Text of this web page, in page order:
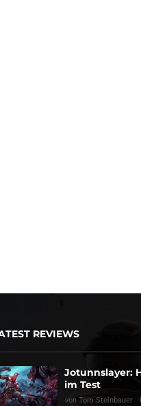
REVIEWS
Jotunnslayer:
im Test
von Tom Steinbauer